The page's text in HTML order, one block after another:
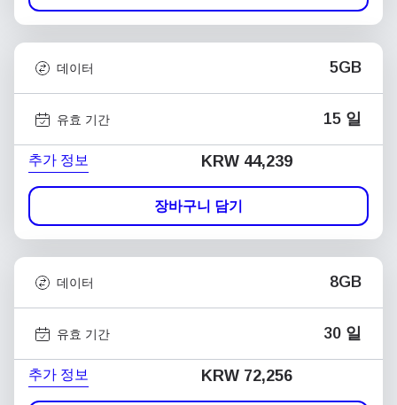
데이터 5GB
유효 기간 15 일
추가 정보 KRW 44,239
장바구니 담기
데이터 8GB
유효 기간 30 일
추가 정보 KRW 72,256